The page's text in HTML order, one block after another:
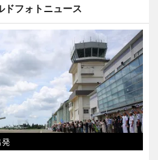
ドフォトニュース